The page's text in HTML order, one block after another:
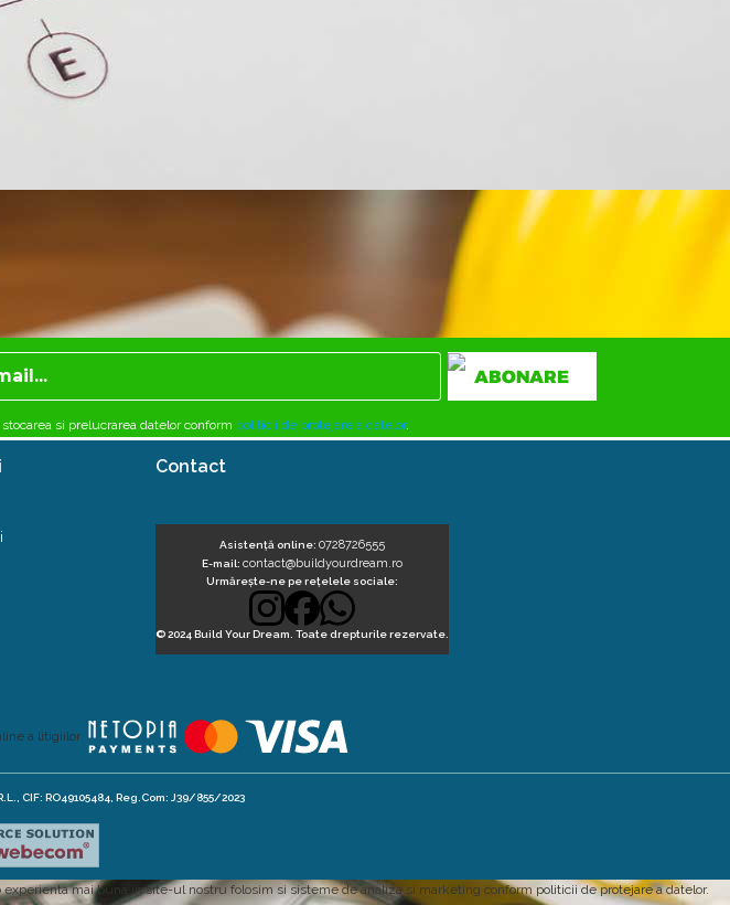
si prelucrarea datelor conform politicii de protejare a datelor.
Contact
Asistență online: 0728726555
E-mail: contact@buildyourdream.ro
Urmărește-ne pe rețelele sociale:
© 2024 Build Your Dream. Toate drepturile rezervate.
CIF: RO49105484, Reg.Com: J39/855/2023
experienta mai buna in site-ul nostru folosim si sisteme de analiza si marketing conform politicii de protejare a datelor.